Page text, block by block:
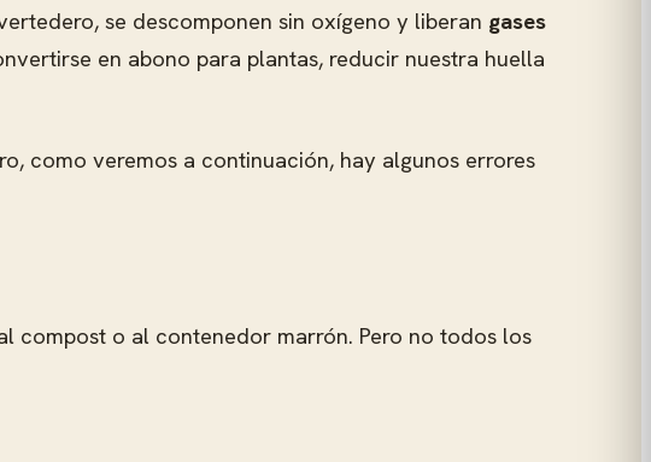
se descomponen sin oxígeno y liberan gases
en abono para plantas, reducir nuestra huella
como veremos a continuación, hay algunos errores
compost o al contenedor marrón. Pero no todos los